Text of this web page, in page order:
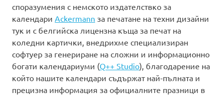
споразумения с немското издателствко за
календари Ackermann за печатане на техни дизайни
тук и с белгийска лицензна къща за печат на
коледни картички, внедрихме специализиран
софтуер за генериране на сложни и информационно
богати календариуми (Q++ Studio), благодарение на
който нашите календари съдържат най-пълната и
прецизна информация за официалните празници в